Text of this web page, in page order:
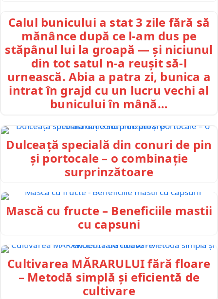
Calul bunicului a stat 3 zile fără să
mănânce după ce l-am dus pe
stăpânul lui la groapă — și niciunul
din tot satul n-a reușit să-l
urnească. Abia a patra zi, bunica a
intrat în grajd cu un lucru vechi al
bunicului în mână…
Dulceață specială din conuri de pin
și portocale – o combinație
surprinzătoare
Mască cu fructe – Beneficiile mastii
cu capsuni
Cultivarea MĂRARULUI fără floare
– Metodă simplă și eficientă de
cultivare